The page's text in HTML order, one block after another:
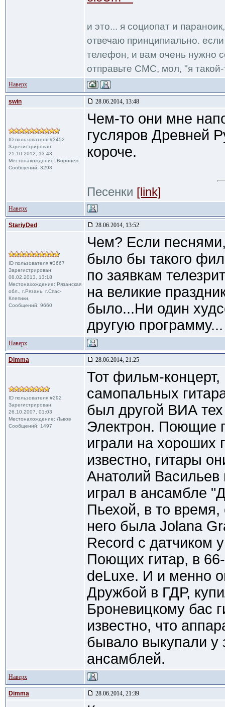
и это... я социопат и
отвечаю принципиально.
телефон, и вам очень нужно
отправьте СМС, мол, "я такой-
Наверх
swin 28.06.2014, 13:48
ID пользователя #3452
Зарегистрирован:
21.10.2012, 13:43
Местонахождение: Воронеж
Сообщений: 3293
Чем-то они мне
гусляров Древней
короче.
Песенки [link]
Наверх
StariyDed 28.06.2014, 13:52
ID пользователя #3667
Зарегистрирован:
08.02.2013, 13:18
Местонахождение: Рязанская
обл., г.Рязань, г.Спас-
Клепики,
Сообщений: 9660
Чем? Если
было бы такого
по заявкам
на великие
было...Ни один
другую программу...
Наверх
Dimma 28.06.2014, 21:25
ID пользователя #292
Зарегистрирован:
26.10.2007, 01:03
Местонахождение: Львов
Сообщений: 1497
Тот фильм-концерт,
самопальных
был другой ВИА
Электрон. Поющие
играли на хороших
известно, гитары
Анатолий Васильев
играл в ансамбле
Пьехой, в то
него была Jolana
Record с датчиком
Поющих гитар, в
deLuxe. И и менно
Дружбой в ГДР,
Броневицкому бас
известно, что
бывало выкупали у
ансамблей.
Наверх
Dimma 28.06.2014, 21:39